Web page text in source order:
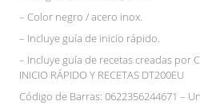
– Color negro / acero inox.
– Incluye guía de inicio rápido.
– Incluye guía de recetas creadas por
INICIO RÁPIDO Y RECETAS DT200EU
Código de Barras: 0622356244671 –